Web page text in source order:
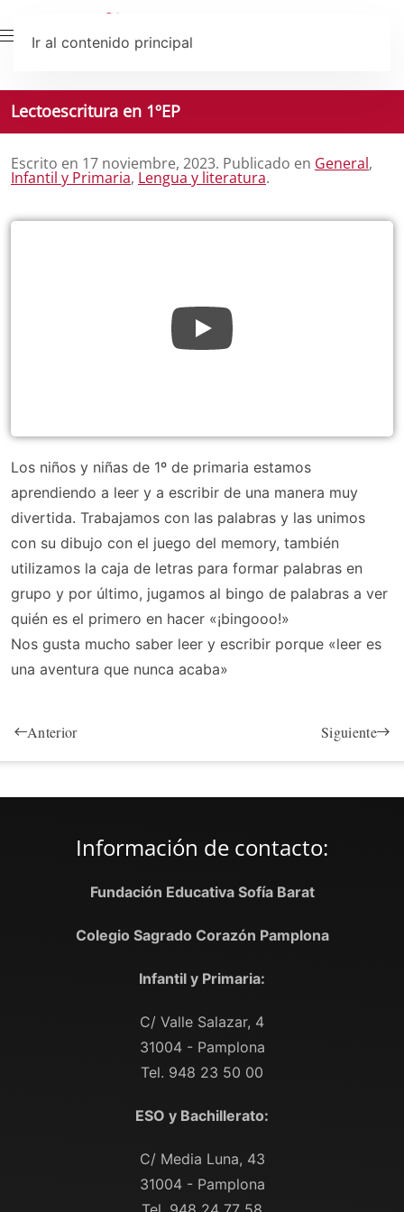
Ir al contenido principal
Lectoescritura en 1ºEP
Escrito en 17 noviembre, 2023. Publicado en General,
Infantil y Primaria, Lengua y literatura.
Los niños y niñas de 1º de primaria estamos
aprendiendo a leer y a escribir de una manera muy
divertida. Trabajamos con las palabras y las unimos
con su dibujo con el juego del memory, también
utilizamos la caja de letras para formar palabras en
grupo y por último, jugamos al bingo de palabras a ver
quién es el primero en hacer «¡bingooo!»
Nos gusta mucho saber leer y escribir porque «leer es
una aventura que nunca acaba»
Anterior Siguiente
Información de contacto:
Fundación Educativa Sofía Barat
Colegio Sagrado Corazón Pamplona
Infantil y Primaria:
C/ Valle Salazar, 4
31004 - Pamplona
Tel. 948 23 50 00
ESO y Bachillerato:
C/ Media Luna, 43
31004 - Pamplona